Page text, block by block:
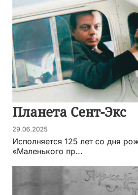
Планета Сент-Экс
29.06.2025
Исполняется 125 лет со дня
«Маленького пр...